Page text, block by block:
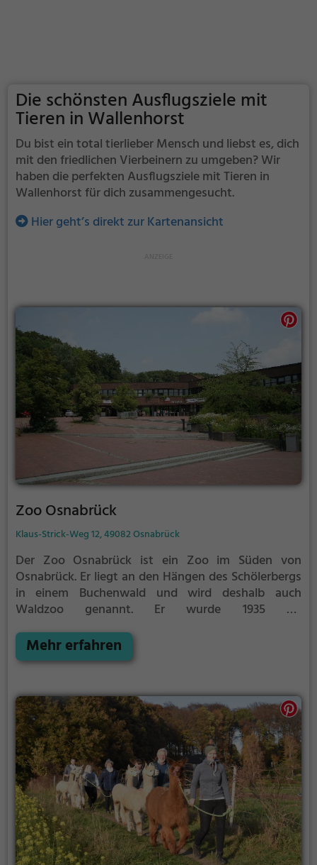
Die schönsten Ausflugsziele mit
Tieren in Wallenhorst
Du bist ein total tierlieber Mensch und liebst es, dich
mit den friedlichen Vierbeinern zu umgeben? Wir
haben die perfekten Ausflugsziele mit Tieren in
Wallenhorst für dich zusammengesucht.
Hier geht’s direkt zur Kartenansicht
Zoo Osnabrück
Klaus-Strick-Weg 12, 49082 Osnabrück
Der Zoo Osnabrück ist ein Zoo im Süden von
Osnabrück. Er liegt an den Hängen des Schölerbergs
in einem Buchenwald und wird deshalb auch
Waldzoo genannt. Er wurde 1935 als
eröffnet. Auf 23,5 Hektar Fläche sind 2728 Tiere aus
285 Tierarten zu sehen (Stand: 2021). Im Jahr 2021
über eine Million Besucher.
Mehr erfahren